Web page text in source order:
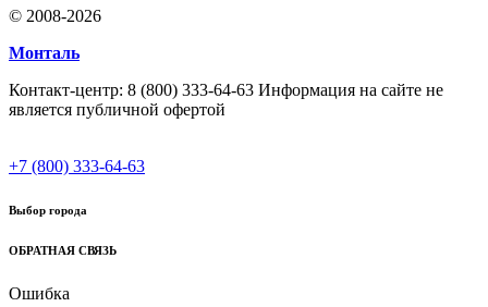
© 2008-2026
Монталь
Контакт-центр: 8 (800) 333-64-63 Информация на сайте не
является публичной офертой
+7 (800) 333-64-63
Выбор города
ОБРАТНАЯ СВЯЗЬ
Ошибка